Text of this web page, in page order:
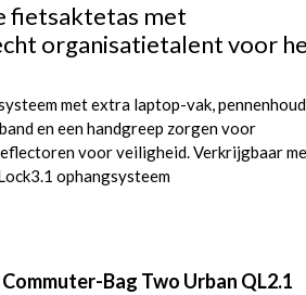
fietsaktetas met
organisatietalent voor
met extra laptop-vak,
en een handgreep zorgen voor
voor veiligheid. Verkrijgbaar
ophangsysteem
Bag Two Urban QL2.1